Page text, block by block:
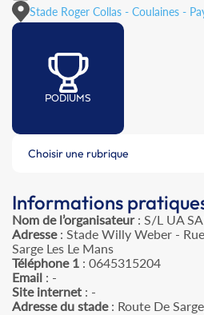
Stade Roger Collas - Coulaines -
PODIUMS
Choisir une rubrique
Informations
Nom de l’organisateur: S/L UA
Adresse: Stade Willy Weber -
Sarge Les Le Mans
Téléphone 1 : 0645315204
Email : -
Site internet : -
Adresse du stade: Route De